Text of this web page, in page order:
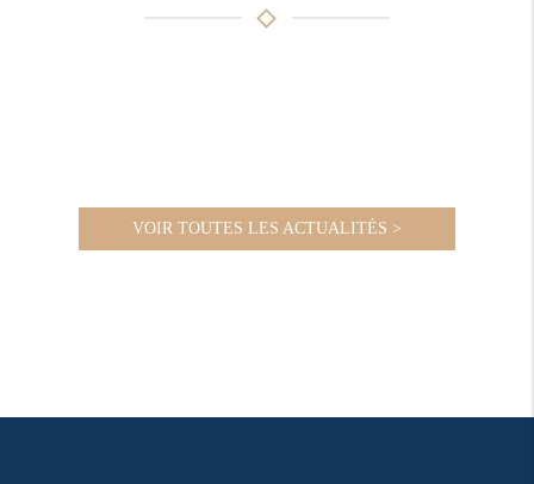
VOIR TOUTES LES ACTUALITÉS >